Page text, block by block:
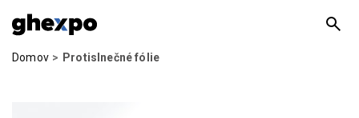
Domov Protislnečné fólie